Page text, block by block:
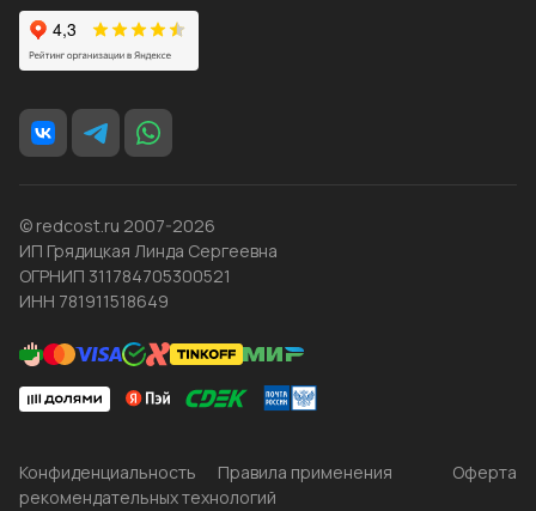
© redcost.ru 2007-2026
ИП Грядицкая Линда Сергеевна
ОГРНИП 311784705300521
ИНН 781911518649
Конфиденциальность
Правила применения
рекомендательных технологий
Оферта